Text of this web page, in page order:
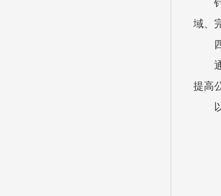
域、
提高